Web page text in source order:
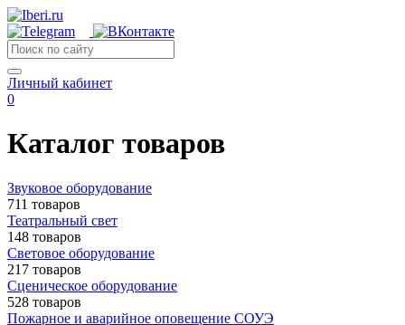
Личный кабинет
0
Каталог товаров
Звуковое оборудование
711 товаров
Театральный свет
148 товаров
Световое оборудование
217 товаров
Сценическое оборудование
528 товаров
Пожарное и аварийное оповещение СОУЭ